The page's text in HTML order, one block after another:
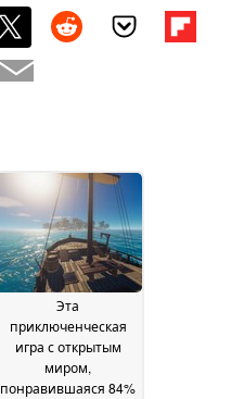
Эта
приключенческая
игра с открытым
миром,
понравившаяся 84%